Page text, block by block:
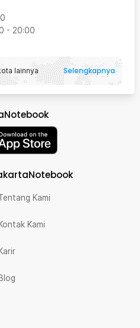
- 20:00
lainnya Selengkapnya
Kami
Kontak Kami
Karir
Blog